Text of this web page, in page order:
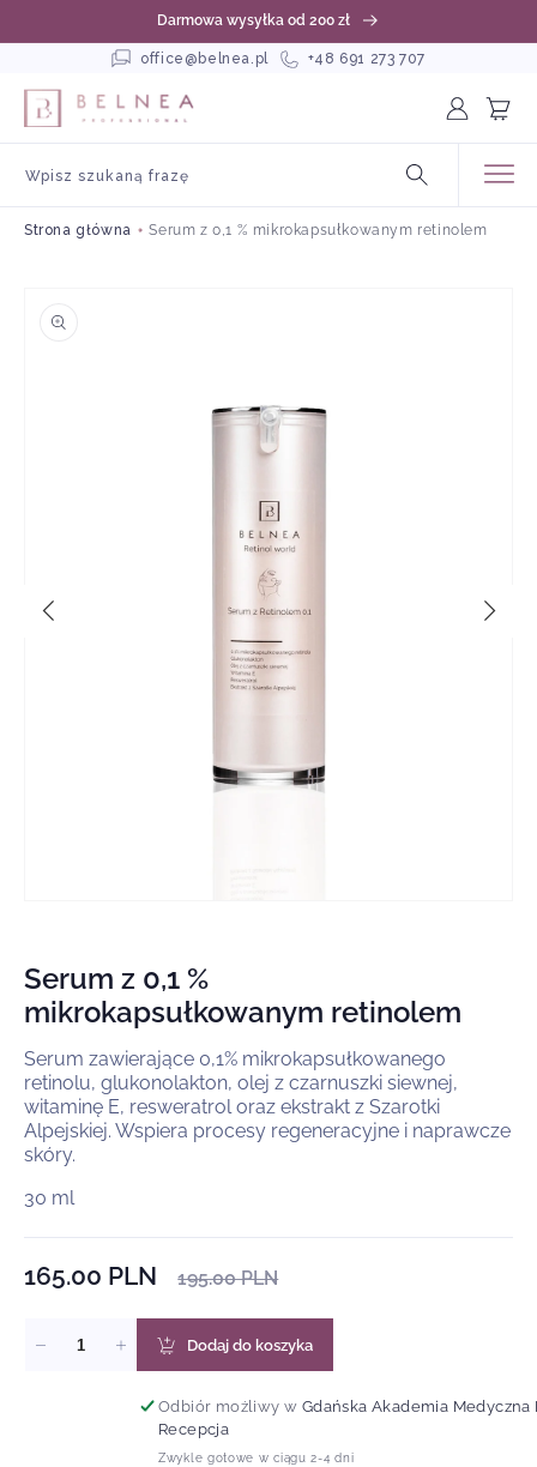
Darmowa wysyłka od 200 zł
office@belnea.pl +48 691 273 707
się
Koszyk
Wpisz szukaną frazę
Strona główna Serum z 0,1 % mikrokapsułkowanym retinolem
informacji
oknie
modalnym
Serum z 0,1 %
mikrokapsułkowanym retinolem
Serum zawierające 0,1% mikrokapsułkowanego
retinolu, glukonolakton, olej z czarnuszki siewnej,
witaminę E, resweratrol oraz ekstrakt z Szarotki
Alpejskiej. Wspiera procesy regeneracyjne i naprawcze
skóry.
30 ml
Cena
165.00 PLN
Cena
195.00 PLN
ZmniejszZwiększ
dla
Serum
Dodaj do koszyka
Odbiór możliwy w Gdańska Akademia
Recepcja
Zwykle gotowe w ciągu 2-4 dni